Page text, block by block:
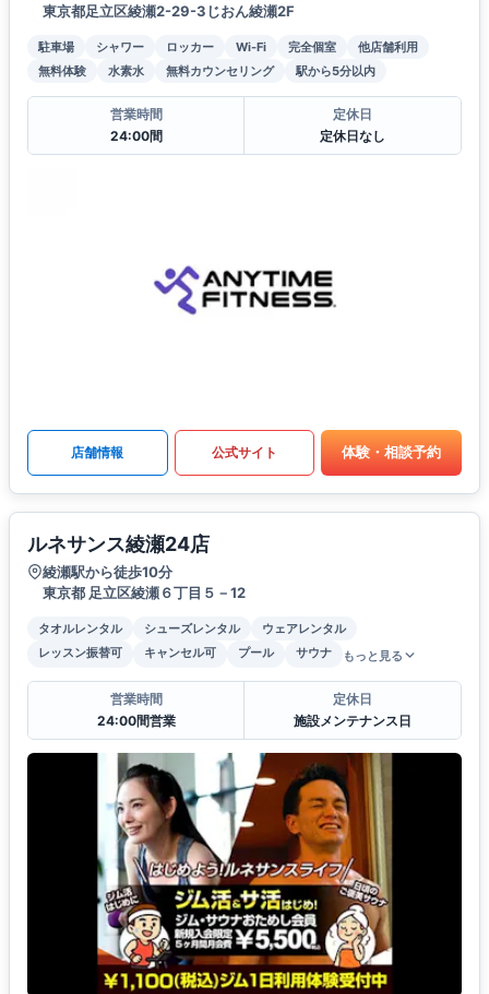
東京都足立区綾瀬2-29-3じおん綾瀬2F
駐車場 シャワー ロッカー Wi-Fi 完全個室
他店舗利用
無料体験
水素水 無料カウンセリング 駅から5分以内
営業時間
24:00間
定休日
定休日なし
店舗情報 公式サイト 体験・相談予約
ルネサンス綾瀬24店
綾瀬駅から徒歩10分
東京都 足立区綾瀬６丁目５－12
タオルレンタル シューズレンタル
ウェアレンタル
レッスン振替可
キャンセル可 プール サウナ もっと見る
営業時間
24:00間営業
定休日
施設メンテナンス日